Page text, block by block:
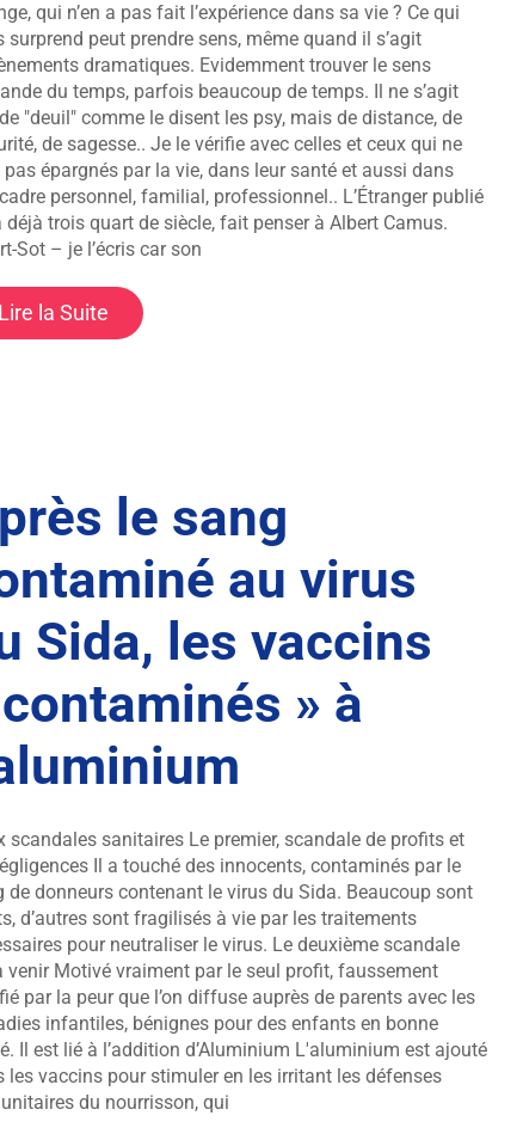
qui n’en a pas fait l’expérience dans sa vie ? Ce qui
surprend peut prendre sens, même quand il s’agit
dramatiques. Evidemment trouver le sens
du temps, parfois beaucoup de temps. Il ne s’agit
"deuil" comme le disent les psy, mais de distance, de
de sagesse.. Je le vérifie avec celles et ceux qui ne
pas épargnés par la vie, dans leur santé et aussi dans
personnel, familial, professionnel.. L’Étranger publié
déjà trois quart de siècle, fait penser à Albert Camus.
Sot – je l’écris car son
Lire la Suite
le sang
au virus
Sida, les vaccins
» à
scandales sanitaires Le premier, scandale de profits et
Il a touché des innocents, contaminés par le
de donneurs contenant le virus du Sida. Beaucoup sont
d’autres sont fragilisés à vie par les traitements
pour neutraliser le virus. Le deuxième scandale
venir Motivé vraiment par le seul profit, faussement
par la peur que l’on diffuse auprès de parents avec les
infantiles, bénignes pour des enfants en bonne
Il est lié à l’addition d’Aluminium L'aluminium est ajouté
les vaccins pour stimuler en les irritant les défenses
du nourrisson, qui